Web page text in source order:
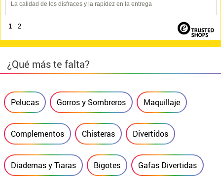
La calidad de los disfraces y la rapidez en la entrega
1 2
¿Qué más te falta?
Pelucas Gorros y Sombreros Maquillaje
Complementos Chisteras Divertidos
Diademas y Tiaras Bigotes Gafas Divertidas